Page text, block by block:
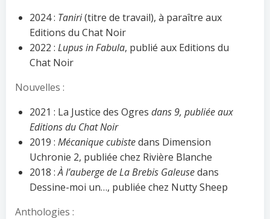
2024 : Taniri(titre de travail), à paraître aux
Editions du Chat Noir
2022 : Lupus in Fabula, publié aux Editions du
Chat Noir
Nouvelles :
2021 : La Justice des Ogres dans 9, publiée aux
Editions du Chat Noir
2019 : Mécanique cubistedans Dimension
Uchronie 2, publiée chez Rivière Blanche
2018 :À l’auberge de La Brebis Galeusedans
Dessine-moi un…, publiée chez Nutty Sheep
Anthologies :